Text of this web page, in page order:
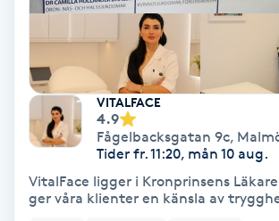
Regndroppsmassage
Reikihealing
Reiki massage
Restorative Yoga
VITALFACE
4.9
Fågelbacksgatan 9c,
Tider fr. 11:20, mån 10 aug.
VitalFace ligger i Kronprinsens
ger våra klienter en känsla av